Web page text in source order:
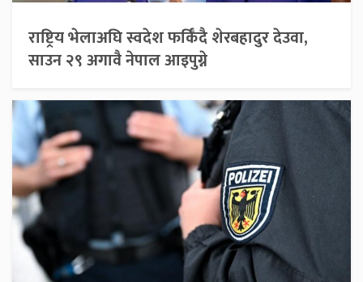
राष्ट्रिय भेलाअघि स्वदेश फर्किँदै शेरबहादुर देउवा,
साउन २९ अगावै नेपाल आइपुग्ने